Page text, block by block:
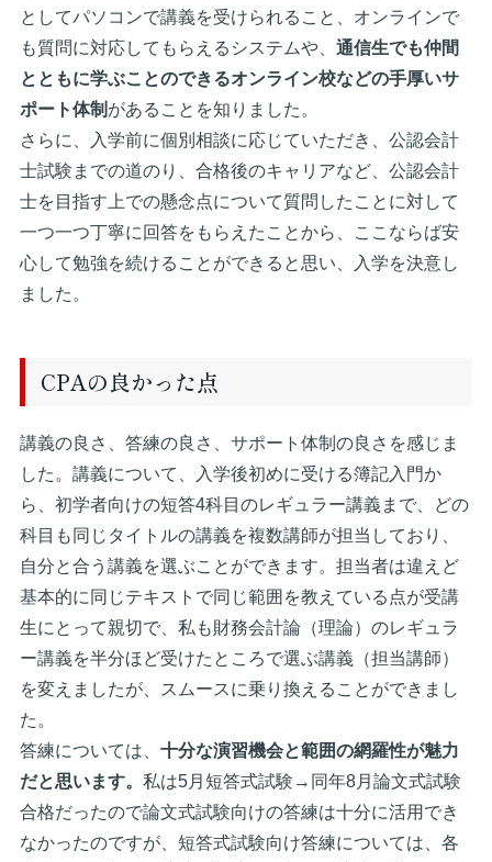
としてパソコンで講義を受けられること、オンラインで
も質問に対応してもらえるシステムや、 通信生でも仲間
とともに学ぶことのできるオンライン校などの手厚いサ
ポート体制 があることを知りました。
さらに、入学前に個別相談に応じていただき、公認会計
士試験までの道のり、合格後のキャリアなど、公認会計
士を目指す上での懸念点について質問したことに対して
一つ一つ丁寧に回答をもらえたことから、ここならば安
心して勉強を続けることができると思い、入学を決意し
ました。
CPAの良かった点
講義の良さ、答練の良さ、サポート体制の良さを感じま
した。講義について、入学後初めに受ける簿記入門か
ら、初学者向けの短答4科目のレギュラー講義まで、どの
科目も同じタイトルの講義を複数講師が担当しており、
自分と合う講義を選ぶことができます。担当者は違えど
基本的に同じテキストで同じ範囲を教えている点が受講
生にとって親切で、私も財務会計論（理論）のレギュラ
ー講義を半分ほど受けたところで選ぶ講義（担当講師）
を変えましたが、スムースに乗り換えることができまし
た。
答練については、 十分な演習機会と範囲の網羅性が魅力
だと思います。 私は5月短答式試験→同年8月論文式試験
合格だったので論文式試験向けの答練は十分に活用でき
なかったのですが、短答式試験向け答練については、各